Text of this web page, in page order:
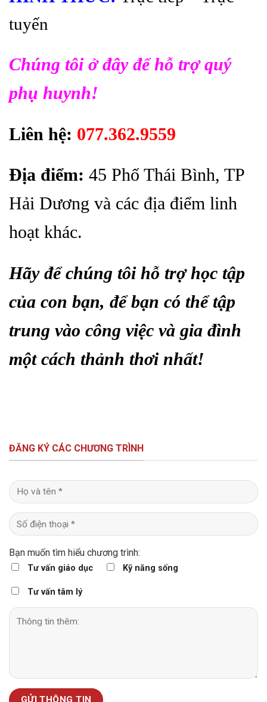
tuyến
Chúng tôi ở đây để hỗ trợ quý
phụ huynh!
Liên hệ: 077.362.9559
Địa điểm: 45 Phố Thái Bình, TP
Hải Dương và các địa điểm linh
hoạt khác.
Hãy để chúng tôi hỗ trợ học tập
của con bạn, để bạn có thể tập
trung vào công việc và gia đình
một cách thảnh thơi nhất!
ĐĂNG KÝ CÁC CHƯƠNG TRÌNH
Bạn muốn tìm hiểu chương trình:
Tư vấn giáo dục Kỹ năng sống
Tư vấn tâm lý